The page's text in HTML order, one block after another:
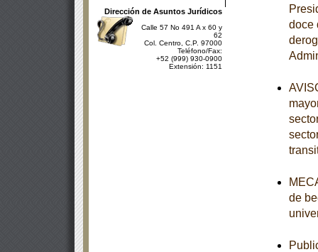
Dirección de Asuntos Jurídicos
Calle 57 No 491 A x 60 y
62
Col. Centro, C.P. 97000
Teléfono/Fax:
+52 (999) 930-0900
Extensión: 1151
doce
de